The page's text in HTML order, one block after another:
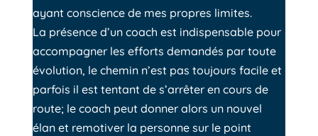
ayant conscience de mes propres limites.
La présence d’un coach est indispensable pour
accompagner les efforts demandés par toute
évolution, le chemin n’est pas toujours facile et
parfois il est tentant de s’arrêter en cours de
route; le coach peut donner alors un nouvel
élan et remotiver la personne sur le point